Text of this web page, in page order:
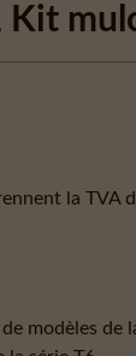
Kit
la TVA
modèles de